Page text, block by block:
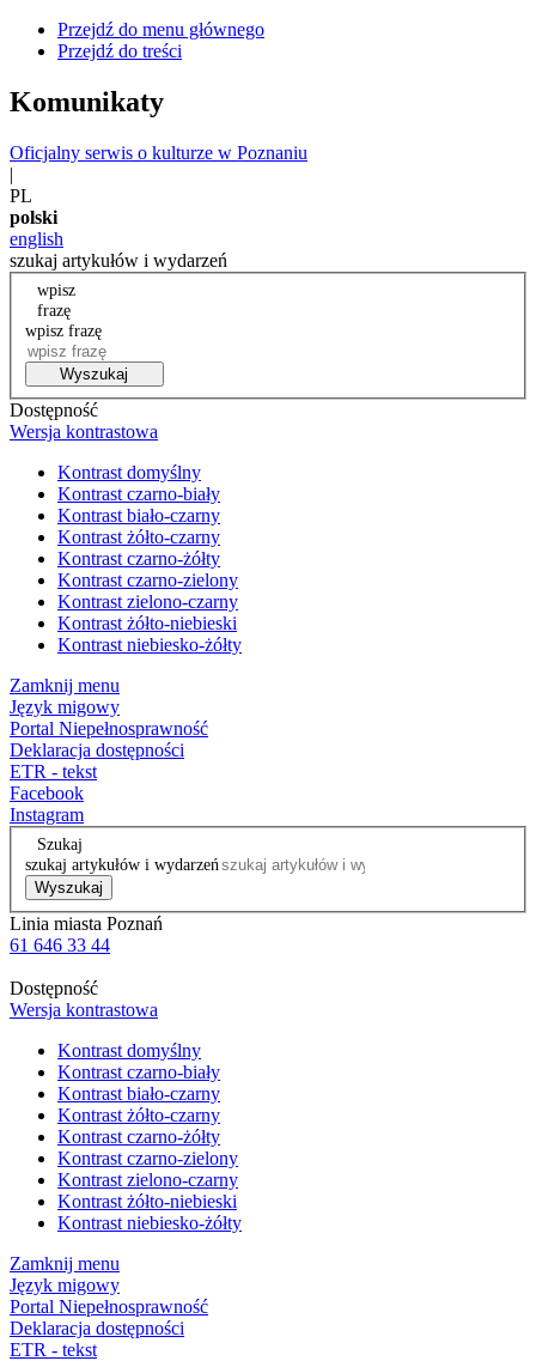
Przejdź do menu głównego
Przejdź do treści
Komunikaty
Oficjalny serwis o kulturze w Poznaniu
|
PL
polski
english
szukaj artykułów i wydarzeń
wpisz
frazę
wpisz frazę
Wyszukaj
Dostępność
Wersja kontrastowa
Kontrast domyślny
Kontrast czarno-biały
Kontrast biało-czarny
Kontrast żółto-czarny
Kontrast czarno-żółty
Kontrast czarno-zielony
Kontrast zielono-czarny
Kontrast żółto-niebieski
Kontrast niebiesko-żółty
Zamknij menu
Język migowy
Portal Niepełnosprawność
Deklaracja dostępności
ETR - tekst
Facebook
Instagram
Szukaj
szukaj artykułów i wydarzeń
Wyszukaj
Linia miasta Poznań
61 646 33 44
Dostępność
Wersja kontrastowa
Kontrast domyślny
Kontrast czarno-biały
Kontrast biało-czarny
Kontrast żółto-czarny
Kontrast czarno-żółty
Kontrast czarno-zielony
Kontrast zielono-czarny
Kontrast żółto-niebieski
Kontrast niebiesko-żółty
Zamknij menu
Język migowy
Portal Niepełnosprawność
Deklaracja dostępności
ETR - tekst